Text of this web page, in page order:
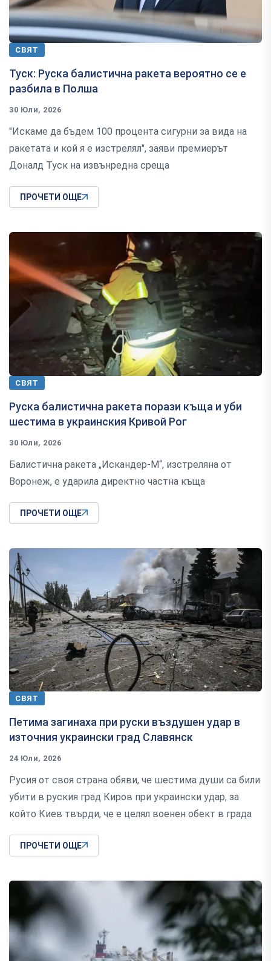
СВЯТ
Туск: Руска балистична ракета вероятно се е
разбила в Полша
30 Юли, 2026
"Искаме да бъдем 100 процента сигурни за вида на
ракетата и кой я е изстрелял", заяви премиерът
Доналд Туск на извънредна среща
ПРОЧЕТИ ОЩЕ
СВЯТ
Руска балистична ракета порази къща и уби
шестима в украинския Кривой Рог
30 Юли, 2026
Балистична ракета „Искандер-М“, изстреляна от
Воронеж, е ударила директно частна къща
ПРОЧЕТИ ОЩЕ
СВЯТ
Петима загинаха при руски въздушен удар в
източния украински град Славянск
24 Юли, 2026
Русия от своя страна обяви, че шестима души са били
убити в руския град Киров при украински удар, за
който Киев твърди, че е целял военен обект в града
ПРОЧЕТИ ОЩЕ